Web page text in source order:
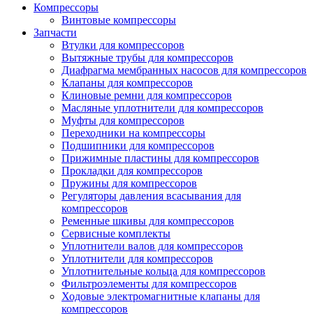
Компрессоры
Винтовые компрессоры
Запчасти
Втулки для компрессоров
Вытяжные трубы для компрессоров
Диафрагма мембранных насосов для компрессоров
Клапаны для компрессоров
Клиновые ремни для компрессоров
Масляные уплотнители для компрессоров
Муфты для компрессоров
Переходники на компрессоры
Подшипники для компрессоров
Прижимные пластины для компрессоров
Прокладки для компрессоров
Пружины для компрессоров
Регуляторы давления всасывания для
компрессоров
Ременные шкивы для компрессоров
Сервисные комплекты
Уплотнители валов для компрессоров
Уплотнители для компрессоров
Уплотнительные кольца для компрессоров
Фильтроэлементы для компрессоров
Ходовые электромагнитные клапаны для
компрессоров